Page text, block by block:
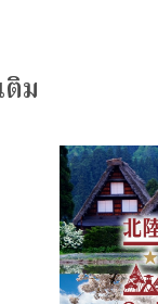
ม